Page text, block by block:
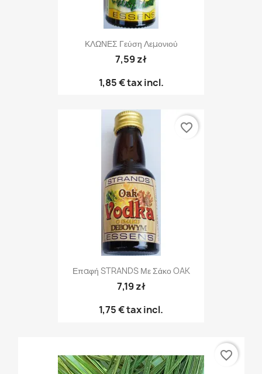
ΚΛΩΝΕΣ Γεύση Λεμονιού
7,59 zł
1,85 €tax incl.
Επαφή STRANDS Με Σάκο OAK
7,19 zł
1,75 €tax incl.
favorite_border
favorite_border